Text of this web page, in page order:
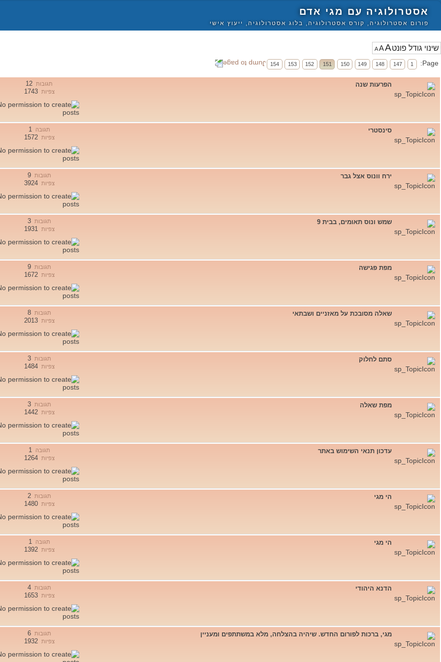
אסטרולוגיה עם מגי אדם
פורום אסטרולוגיה, קורס אסטרולוגיה, בלוג אסטרולוגיה, ייעוץ אישי
AAA
Page:
1
147
148
149
150
151
152
153
154
הפרעות שנה תגובות 12
צפיות 1743
סינסטרי תגובה 1
צפיות 1572
ירח וונוס אצל גבר תגובות 9
צפיות 3924
שמש ונוס תאומים, בבית 9 תגובות 3
צפיות 1931
מפת פגישה תגובות 9
צפיות 1672
שאלה מסובכת על מאזניים ושבתאי תגובות 8
צפיות 2013
סתם לחלוק תגובות 3
צפיות 1484
מפת שאלה תגובות 3
צפיות 1442
עדכון תנאי השימוש באתר תגובה 1
צפיות 1264
הי מגי תגובות 2
צפיות 1480
הי מגי תגובה 1
צפיות 1392
הדנא היהודי תגובות 4
צפיות 1653
מגי, ברכות לפורום החדש. שיהיה בהצלחה, מלא במשתתפים ומעניין תגובות 6
צפיות 1932